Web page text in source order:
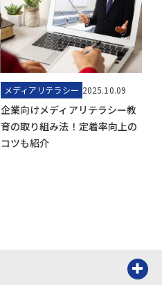
メディアリテラシー 2025.10.09
企業向けメディアリテラシー教
育の取り組み法！定着率向上の
コツも紹介